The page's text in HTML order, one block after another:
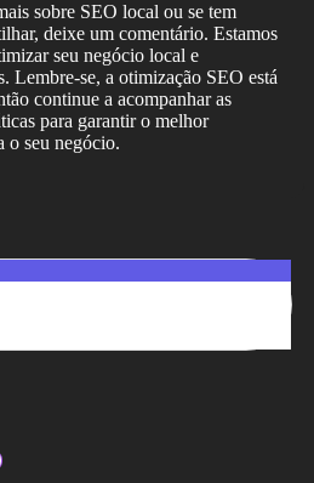
sobre SEO local ou se tem
deixe um comentário. Estamos
seu negócio local e
Lembre-se, a otimização SEO está
continue a acompanhar as
para garantir o melhor
o seu negócio.